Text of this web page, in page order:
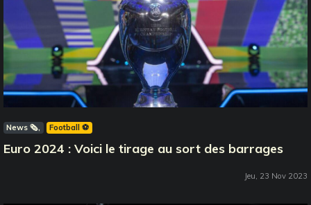
News 🗞️ Football ⚽️
Euro 2024 : Voici le tirage au sort des barrages
Jeu, 23 Nov 2023